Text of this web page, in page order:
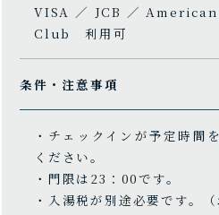
VISA／JCB／
Club 利用可
条件・注意事項
・チェックインが予定時間
ください。
・門限は23：00です。
・入湯税が別途必要です。（